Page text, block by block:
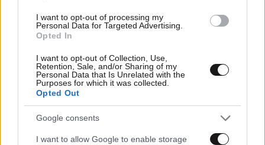
I want to opt-out of processing my
Personal Data for Targeted Advertising.
Opted In
I want to opt-out of Collection, Use,
Retention, Sale, and/or Sharing of my
Personal Data that Is Unrelated with the
Purposes for which it was collected.
Opted Out
Google consents
I want to allow Google to enable storage
22·11·2024 06:47
Τι λένε οι πιο μυημένοι για τον Τσίπρα την ώρα που η
αποκαθήλωση του ΣΥΡΙΖΑ συνεχίζεται – Κόκκινο πανί
Τζάκρη και Πούλου